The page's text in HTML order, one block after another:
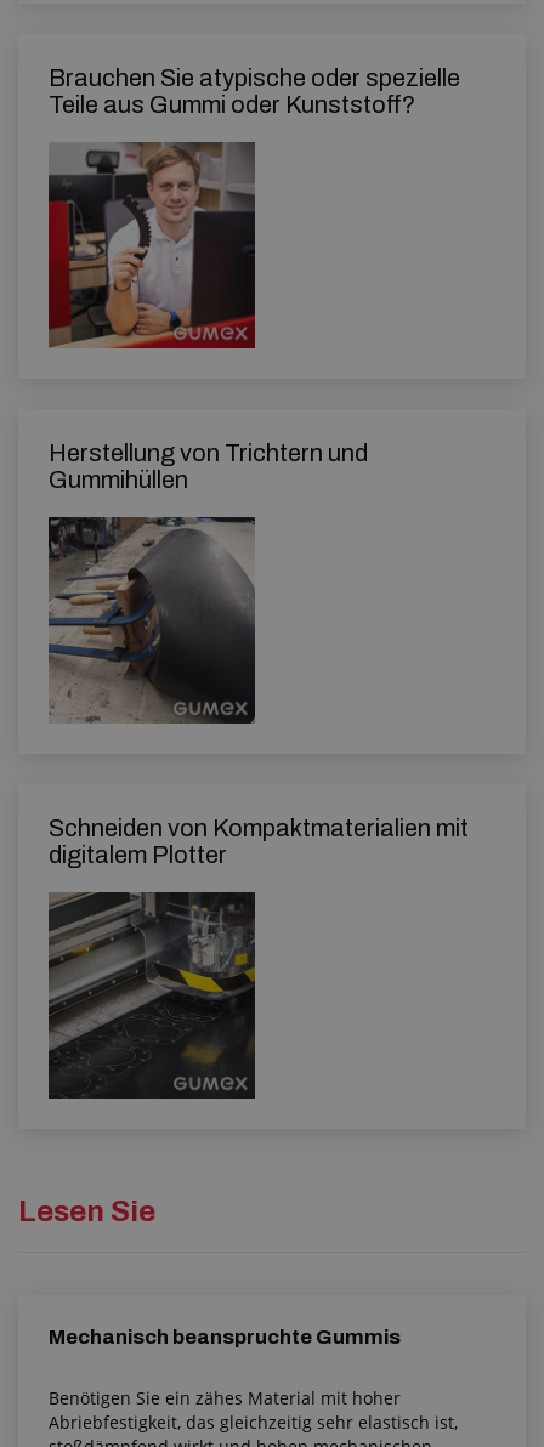
Brauchen Sie atypische oder spezielle
Teile aus Gummi oder Kunststoff?
Herstellung von Trichtern und
Gummihüllen
Schneiden von Kompaktmaterialien mit
digitalem Plotter
Lesen Sie
Mechanisch beanspruchte Gummis
Benötigen Sie ein zähes Material mit hoher
Abriebfestigkeit, das gleichzeitig sehr elastisch ist,